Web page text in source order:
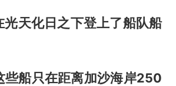
光天化日之下登上了船队船
些船只在距离加沙海岸250